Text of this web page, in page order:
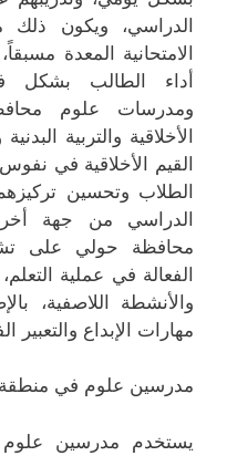
الدراسي، ويكون ذلك
الامتحانية المعدة
أداء الطالب بشكل
ومدرسات علوم
الأخلاقية والتربية
القيم الأخلاقية في
الطلاب وتحسين
الدراسي من جهة
محافظة حولي على
الفعالة في عملية
والأنشطة اللاصفية،
مهارات الإبداع والتعبير
مدرسين علوم في
يستخدم مدرسين